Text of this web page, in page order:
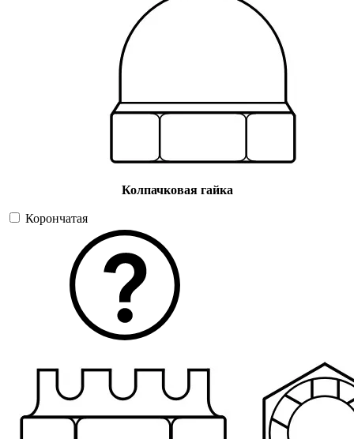
Колпачковая гайка
Корончатая